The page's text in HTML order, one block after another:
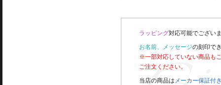
ラッピング対応可能でござい
お名前、メッセージの刻印で
※一部対応していない商品も
ご注文ください。
当店の商品は メーカー保証付